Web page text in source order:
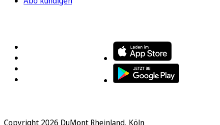
Copyright 2026 DuMont Rheinland, Köln